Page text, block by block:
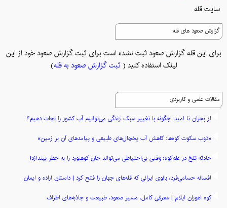
سایت قله
گزارش صعود های قله
برای این قله گزارش صعود ثبت نشده است برای ثبت گزارش صعود خود از این
لینک استفاده کنید (
ثبت گزارش صعود به قله)
مقالات علمی و کاربردی
از بحران تا امید: چگونه با تغییر سبک زندگی می‌توانیم آب کشور را نجات دهیم؟
«ذوب سکوت کوه‌ها: کاهش آب یخچال‌های طبیعی و پیامدهای آن بر زمین»
حادثه تلخ در علم‌کوه؛ وقتی بی‌احتیاطی می‌تواند جان کوهنورد را به خطر بیندازد!
افسانه حسامی‌فرد، بانوی ایرانی که قله‌های جهان را فتح کرد | داستان اراده و ایمان
کوه اهوران ایلام | معرفی کامل، مسیر صعود، طبیعت و جاذبه‌های اطراف